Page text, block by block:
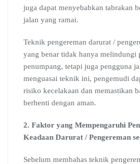
juga dapat menyebabkan tabrakan
jalan yang ramai.
Teknik pengereman darurat /
yang benar tidak hanya melindungi
penumpang, tetapi juga pengguna
menguasai teknik ini, pengemudi
risiko kecelakaan dan memastikan
berhenti dengan aman.
2. Faktor yang Mempengaruhi
Keadaan Darurat / Pengereman
Sebelum membahas teknik